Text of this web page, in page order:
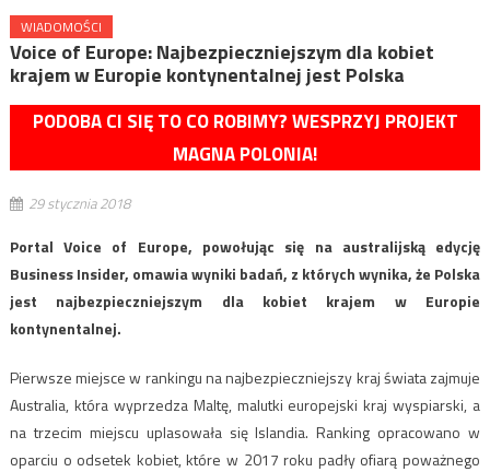
WIADOMOŚCI
Voice of Europe: Najbezpieczniejszym dla kobiet
krajem w Europie kontynentalnej jest Polska
PODOBA CI SIĘ TO CO ROBIMY? WESPRZYJ PROJEKT
MAGNA POLONIA!
29 stycznia 2018
Portal Voice of Europe, powołując się na australijską edycję
Business Insider, omawia wyniki badań, z których wynika, że Polska
jest najbezpieczniejszym dla kobiet krajem w Europie
kontynentalnej.
Pierwsze miejsce w rankingu na najbezpieczniejszy kraj świata zajmuje
Australia, która wyprzedza Maltę, malutki europejski kraj wyspiarski, a
na trzecim miejscu uplasowała się Islandia. Ranking opracowano w
oparciu o odsetek kobiet, które w 2017 roku padły ofiarą poważnego